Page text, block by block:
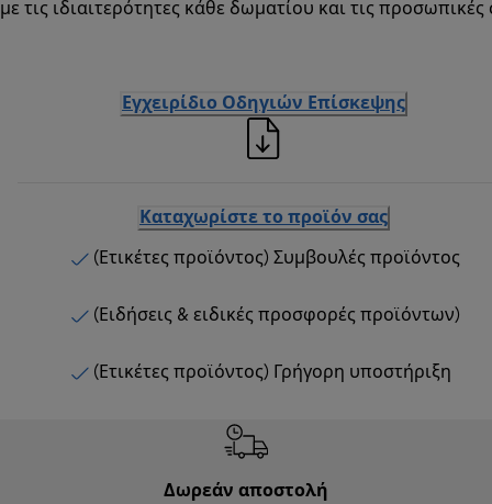
με τις ιδιαιτερότητες κάθε δωματίου και τις προσωπικές
Εγχειρίδιο Οδηγιών Επίσκεψης
Καταχωρίστε το προϊόν σας
(Ετικέτες προϊόντος) Συμβουλές προϊόντος
(Ειδήσεις & ειδικές προσφορές προϊόντων)
(Ετικέτες προϊόντος) Γρήγορη υποστήριξη
Δωρεάν αποστολή